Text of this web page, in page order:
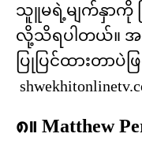
သူူမရဲ့မျက်နှာကို
လို့သိရပါတယ်။ အ
ပြုပြင်ထားတာပဲ
၈။ Matthew